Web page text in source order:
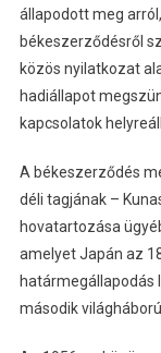
állapodott meg
békeszerződésről
közös nyilatkozat
hadiállapot
kapcsolatok
A békeszerződés
déli tagjának –
hovatartozása
amelyet Japán az
határmegállapodás
második